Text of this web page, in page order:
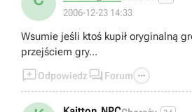
2006-12-23 14:33
Wsumie jeśli ktoś kupił oryginalną
przejściem gry...
Odpowiedz  Forum 